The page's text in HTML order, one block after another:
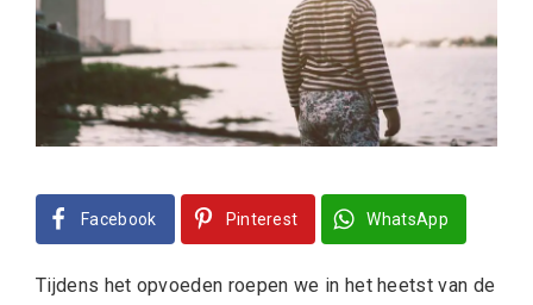
Facebook Pinterest WhatsApp
Tijdens het opvoeden roepen we in het heetst van de